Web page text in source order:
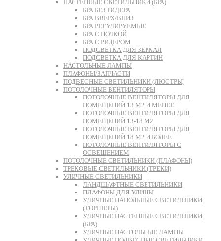
НАСТЕННЫЕ СВЕТИЛЬНИКИ (БРА)
БРА БЕЗ РИДЕРА
БРА ВВЕРХ/ВНИЗ
БРА РЕГУЛИРУЕМЫЕ
БРА С ПОЛКОЙ
БРА С РИДЕРОМ
ПОДСВЕТКА ДЛЯ ЗЕРКАЛ
ПОДСВЕТКА ДЛЯ КАРТИН
НАСТОЛЬНЫЕ ЛАМПЫ
ПЛАФОНЫ/ЗАПЧАСТИ
ПОДВЕСНЫЕ СВЕТИЛЬНИКИ (ЛЮСТРЫ)
ПОТОЛОЧНЫЕ ВЕНТИЛЯТОРЫ
ПОТОЛОЧНЫЕ ВЕНТИЛЯТОРЫ ДЛЯ
ПОМЕЩЕНИЙ 13 М2 И МЕНЕЕ
ПОТОЛОЧНЫЕ ВЕНТИЛЯТОРЫ ДЛЯ
ПОМЕЩЕНИЙ 13-18 М2
ПОТОЛОЧНЫЕ ВЕНТИЛЯТОРЫ ДЛЯ
ПОМЕЩЕНИЙ 18 М2 И БОЛЕЕ
ПОТОЛОЧНЫЕ ВЕНТИЛЯТОРЫ С
ОСВЕЩЕНИЕМ
ПОТОЛОЧНЫЕ СВЕТИЛЬНИКИ (ПЛАФОНЫ)
ТРЕКОВЫЕ СВЕТИЛЬНИКИ (ТРЕКИ)
УЛИЧНЫЕ СВЕТИЛЬНИКИ
ЛАНДШАФТНЫЕ СВЕТИЛЬНИКИ
ПЛАФОНЫ ДЛЯ УЛИЦЫ
УЛИЧНЫЕ НАПОЛЬНЫЕ СВЕТИЛЬНИКИ
(ТОРШЕРЫ)
УЛИЧНЫЕ НАСТЕННЫЕ СВЕТИЛЬНИКИ
(БРА)
УЛИЧНЫЕ НАСТОЛЬНЫЕ ЛАМПЫ